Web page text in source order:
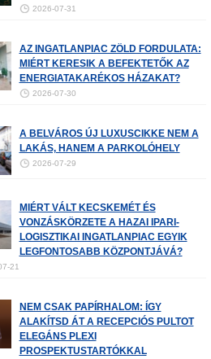
2026-07-31
AZ INGATLANPIAC ZÖLD FORDULATA:
MIÉRT KERESIK A BEFEKTETŐK AZ
ENERGIATAKARÉKOS HÁZAKAT?
2026-07-30
A BELVÁROS ÚJ LUXUSCIKKE NEM A
LAKÁS, HANEM A PARKOLÓHELY
2026-07-29
MIÉRT VÁLT KECSKEMÉT ÉS
VONZÁSKÖRZETE A HAZAI IPARI-
LOGISZTIKAI INGATLANPIAC EGYIK
LEGFONTOSABB KÖZPONTJÁVÁ?
21
NEM CSAK PAPÍRHALOM: ÍGY
ALAKÍTSD ÁT A RECEPCIÓS PULTOT
ELEGÁNS PLEXI
PROSPEKTUSTARTÓKKAL